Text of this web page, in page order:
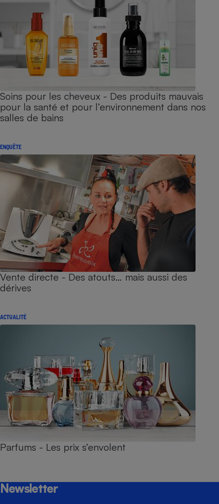
Soins pour les cheveux - Des produits mauvais
pour la santé et pour l’environnement dans nos
salles de bains
ENQUÊTE
Vente directe - Des atouts… mais aussi des
dérives
ACTUALITÉ
Parfums - Les prix s’envolent
Newsletter